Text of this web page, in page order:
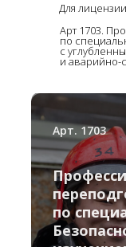
Для
Арт 1703.
по
с
и аварийно-
по
Арт. 1703